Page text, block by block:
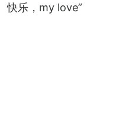
快乐，my love”